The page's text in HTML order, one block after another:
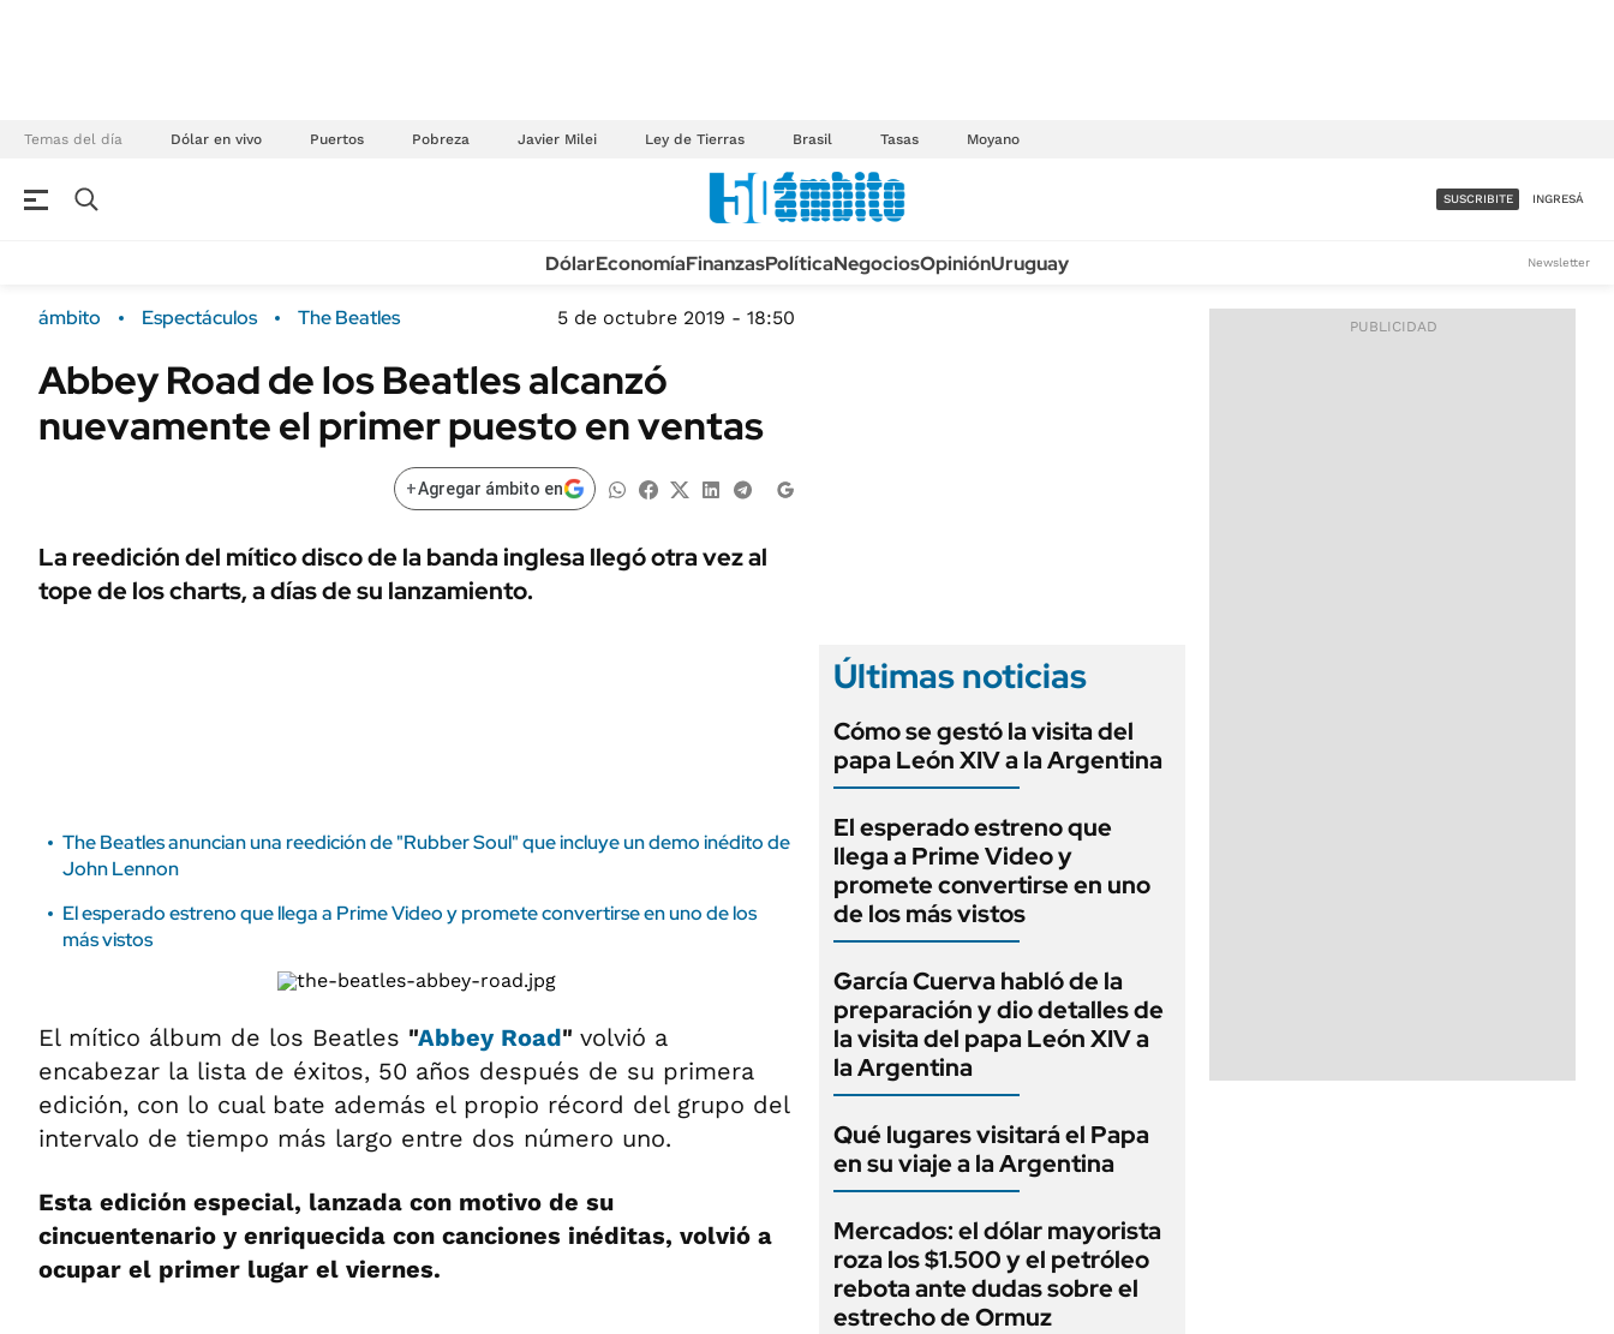
Temas del día Dólar en vivo Puertos Pobreza Javier Milei Ley de Tierras Brasil Tasas Moyano
Campo
FINANZAS
ÁMBITO DEBATE
MEDIAKIT AMBITO DEBATE
Sustentabilidad
Seguros
ENERGY REPORT
POLÍTICA
TECNOLOGÍA
MÉXICO
MUNDO
INFORMACIÓN GENERAL
LIFESTYLE
ACCESO FULL - $1.800/MES
SUSCRIBITE INGRESÁ
DólarEconomíaFinanzasPolíticaNegociosOpiniónUruguay Newsletter
ámbito Espectáculos The Beatles 5 de octubre 2019 - 18:50
Abbey Road de los Beatles alcanzó
nuevamente el primer puesto en ventas
+Agregar ámbito en
La reedición del mítico disco de la banda inglesa llegó otra vez al
tope de los charts, a días de su lanzamiento.
The Beatles anuncian una reedición de "Rubber Soul" que incluye un demo inédito de
John Lennon
El esperado estreno que llega a Prime Video y promete convertirse en uno de los
más vistos
El mítico álbum de los Beatles "Abbey Road" volvió a
encabezar la lista de éxitos, 50 años después de su primera
edición, con lo cual bate además el propio récord del grupo del
intervalo de tiempo más largo entre dos número uno.
Esta edición especial, lanzada con motivo de su
cincuentenario y enriquecida con canciones inéditas, volvió a
ocupar el primer lugar el viernes.
Últimas noticias
Cómo se gestó la visita del
papa León XIV a la Argentina
El esperado estreno que
llega a Prime Video y
promete convertirse en uno
de los más vistos
García Cuerva habló de la
preparación y dio detalles de
la visita del papa León XIV a
la Argentina
Qué lugares visitará el Papa
en su viaje a la Argentina
Mercados: el dólar mayorista
roza los $1.500 y el petróleo
rebota ante dudas sobre el
estrecho de Ormuz